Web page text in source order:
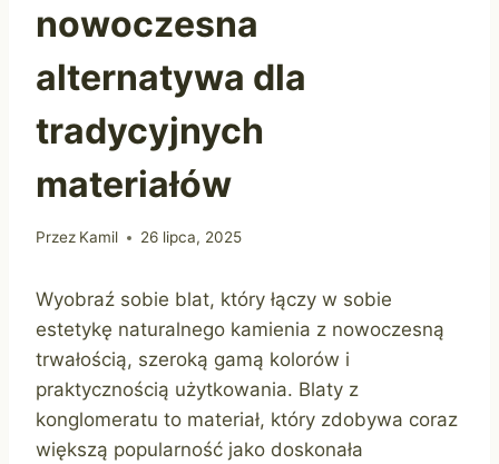
nowoczesna
alternatywa dla
tradycyjnych
materiałów
Przez Kamil 26 lipca, 2025
Wyobraź sobie blat, który łączy w sobie
estetykę naturalnego kamienia z nowoczesną
trwałością, szeroką gamą kolorów i
praktycznością użytkowania. Blaty z
konglomeratu to materiał, który zdobywa coraz
większą popularność jako doskonała